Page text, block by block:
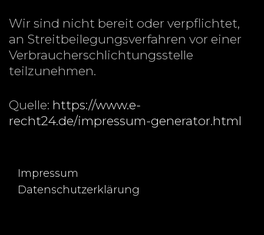
Wir sind nicht bereit oder verpflichtet,
an Streitbeilegungsverfahren vor einer
Verbraucherschlichtungsstelle
teilzunehmen.
Quelle: https://www.e-
recht24.de/impressum-generator.html
Impressum
Datenschutzerklärung